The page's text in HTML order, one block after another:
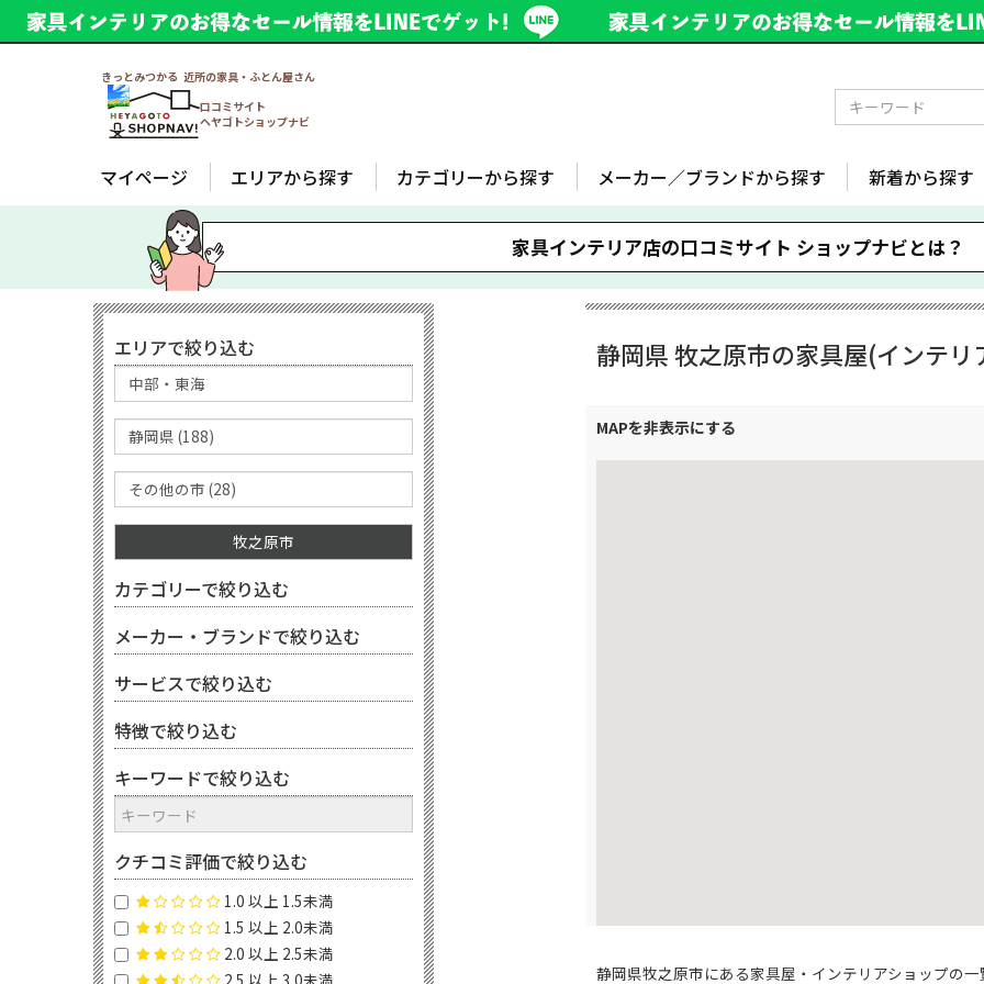
きっとみつかる 近所の家具・ふとん屋さん
口コミサイト
ヘヤゴトショップナビ
マイページ エリアから探す カテゴリーから探す メーカー／ブランドから探す 新着から探す
家具インテリア店の口コミサイト ショップナビとは？
静岡県 牧之原市の家具屋(インテ
静岡県牧之原市にある家具屋・インテリアショップの一
エリアで絞り込む
牧之原市
カテゴリーで絞り込む
メーカー・ブランドで絞り込む
サービスで絞り込む
特徴で絞り込む
キーワードで絞り込む
クチコミ評価で絞り込む
1.0 以上 1.5未満
1.5 以上 2.0未満
2.0 以上 2.5未満